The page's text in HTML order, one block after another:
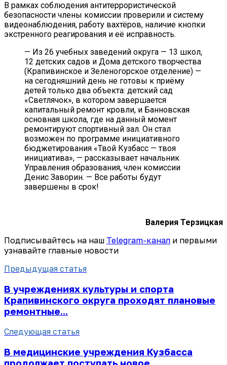
В рамках соблюдения антитеррористической
безопасности члены комиссии проверили и систему
видеонаблюдения, работу вахтёров, наличие кнопки
экстренного реагирования и её исправность.
— Из 26 учебных заведений округа — 13 школ,
12 детских садов и Дома детского творчества
(Крапивинское и Зеленогорское отделение) —
на сегодняшний день не готовы к приёму
детей только два объекта: детский сад
«Светлячок», в котором завершается
капитальный ремонт кровли, и Банновская
основная школа, где на данный момент
ремонтируют спортивный зал. Он стал
возможен по программе инициативного
бюджетирования «Твой Кузбасс — твоя
инициатива», — рассказывает начальник
Управления образования, член комиссии
Денис Заворин. — Все работы будут
завершены в срок!
Валерия Терзицкая
Подписывайтесь на наш Telegram-канал и первыми
узнавайте главные новости
Предыдущая статья
В учреждениях культуры и спорта
Крапивинского округа проходят плановые
ремонтные...
Следующая статья
В медицинские учреждения Кузбасса